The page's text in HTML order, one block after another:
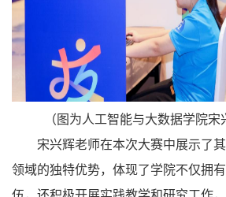
（图为人工智能与大数据学院宋
宋兴辉老师在本次大赛中展示了
领域的独特优势，体现了学院不仅拥